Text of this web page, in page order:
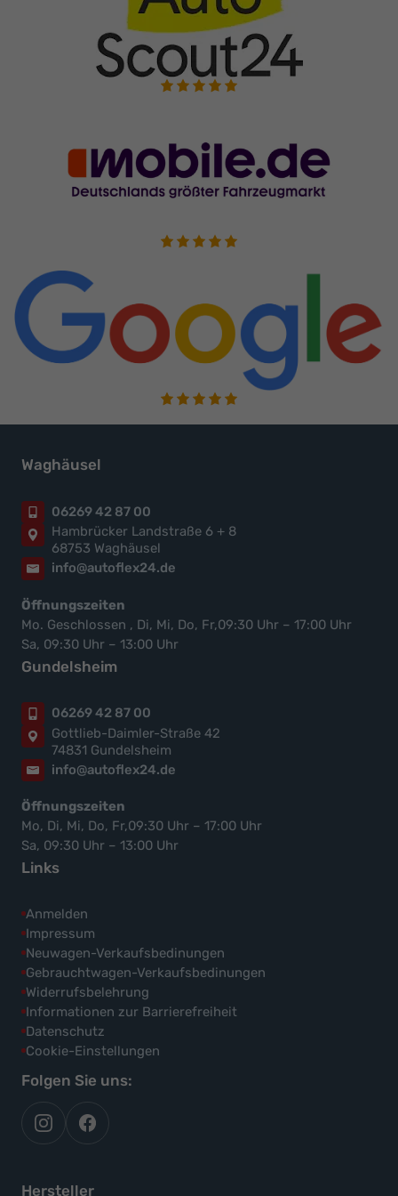
Waghäusel
06269 42 87 00
Hambrücker Landstraße 6 + 8
68753 Waghäusel
info@autoflex24.de
Öffnungszeiten
Mo. Geschlossen , Di, Mi, Do, Fr,09:30 Uhr – 17:00 Uhr
Sa, 09:30 Uhr – 13:00 Uhr
Gundelsheim
06269 42 87 00
Gottlieb-Daimler-Straße 42
74831 Gundelsheim
info@autoflex24.de
Öffnungszeiten
Mo, Di, Mi, Do, Fr,09:30 Uhr – 17:00 Uhr
Sa, 09:30 Uhr – 13:00 Uhr
Links
Anmelden
Impressum
Neuwagen-Verkaufsbedinungen
Gebrauchtwagen-Verkaufsbedinungen
Widerrufsbelehrung
Informationen zur Barrierefreiheit
Datenschutz
Cookie-Einstellungen
Folgen Sie uns:
autoflex
auf
autoflex24
auf
Hersteller